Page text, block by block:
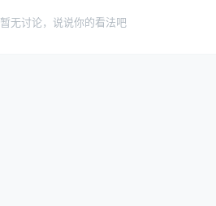
暂无讨论，说说你的看法吧